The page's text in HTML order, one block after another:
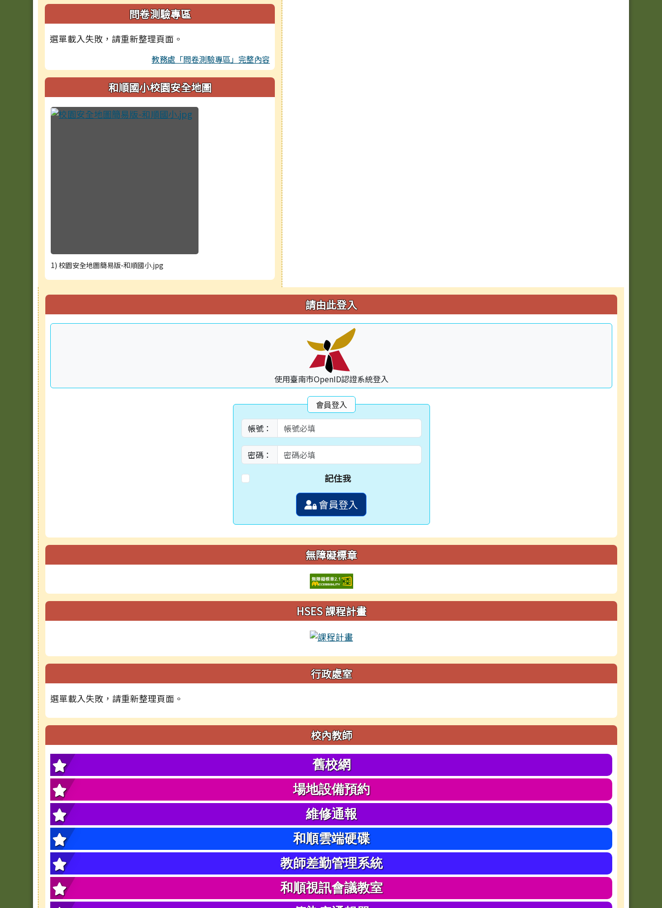
問卷測驗專區
選單載入失敗，請重新整理頁面。
教務處「問卷測驗專區」完整內容
和順國小校園安全地圖
1) 校園安全地圖簡易版-和順國小.jpg
右邊區域內容 請由此登入
使用臺南市OpenID認證系統登入
會員登入
帳號：
密碼：
記住我
會員登入
無障礙標章
HSES 課程計畫
行政處室
選單載入失敗，請重新整理頁面。
校內教師
舊校網
場地設備預約
維修通報
和順雲端硬碟
教師差勤管理系統
和順視訊會議教室